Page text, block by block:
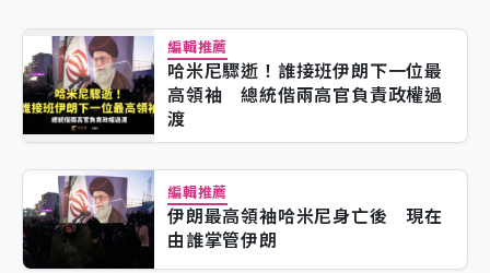
編輯推薦
哈米尼驟逝！誰接班伊朗下一位最
高領袖 總統偕兩高官負責政權過
渡
編輯推薦
伊朗最高領袖哈米尼身亡後 現在
由誰掌管伊朗